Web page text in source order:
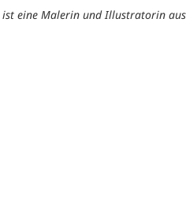
ist eine Malerin und Illustratorin